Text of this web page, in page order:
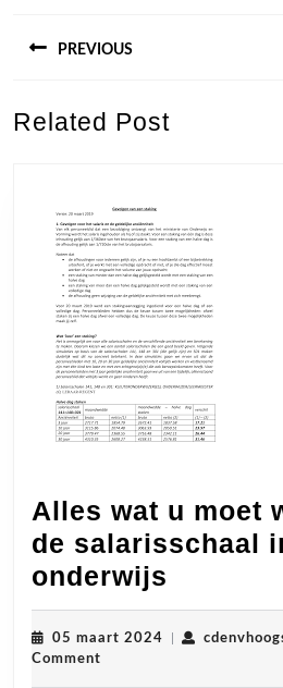
PREVIOUS
post:
Related Post
Alles wat u moet
de salarisschaal
onderwijs
wat
u
05 maart 2024 05
Comment